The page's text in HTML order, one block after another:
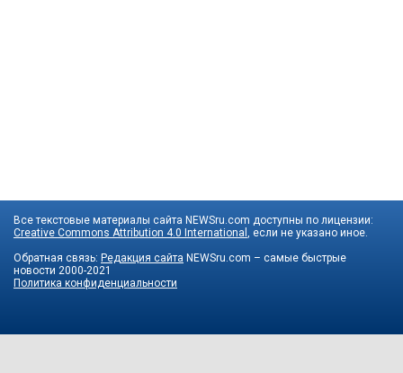
Все текстовые материалы сайта NEWSru.com доступны по лицензии:
Creative Commons Attribution 4.0 International
, если не указано иное.
Обратная связь: Редакция сайта NEWSru.com – самые быстрые
новости 2000-2021
Политика конфиденциальности